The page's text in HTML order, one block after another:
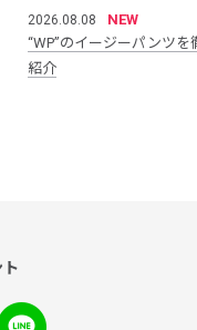
2026.08.08
NEW
“WP”のイージーパンツ
紹介